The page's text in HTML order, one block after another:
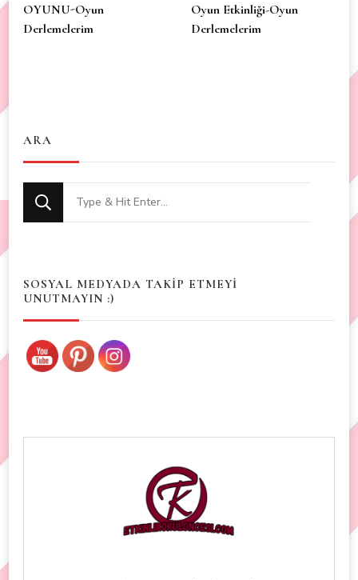
OYUNU-Oyun
Derlemelerim
Oyun Etkinliği-Oyun
Derlemelerim
ARA
Looking
for
SOSYAL MEDYADA TAKİP ETMEYİ
UNUTMAYIN :)